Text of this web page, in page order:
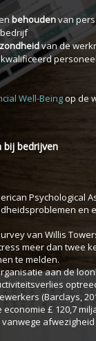
behoudenvan
van de
personeel
Well-Beingop de
bij bedrijven
Psychological
en
van Willis
meer dan twee
te melden.
aan de
(Barclays,
£ 120,7